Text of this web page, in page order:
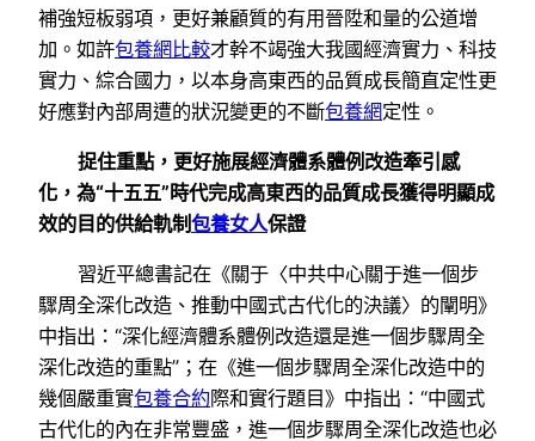
補強短板弱項，更好兼顧質的有用晉陞和量的公道增
加。如許包養網比較才幹不竭強大我國經濟實力、科技
實力、綜合國力，以本身高東西的品質成長簡直定性更
好應對內部周遭的狀況變更的不斷包養網定性。
捉住重點，更好施展經濟體系體例改造牽引感
化，為“十五五”時代完成高東西的品質成長獲得明顯成
效的目的供給軌制包養女人保證
習近平總書記在《關于〈中共中心關于進一個步
驟周全深化改造、推動中國式古代化的決議〉的闡明》
中指出：“深化經濟體系體例改造還是進一個步驟周全
深化改造的重點”；在《進一個步驟周全深化改造中的
幾個嚴重實包養合約際和實行題目》中指出：“中國式
古代化的內在非常豐盛，進一個步驟周全深化改造也必